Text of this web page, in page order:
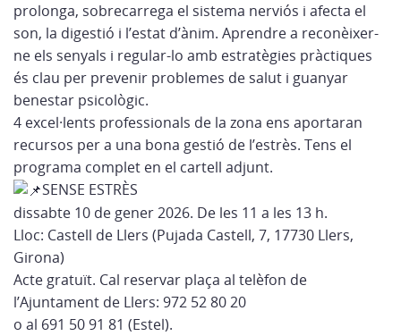
prolonga, sobrecarrega el sistema nerviós i afecta el
son, la digestió i l’estat d’ànim. Aprendre a reconèixer-
ne els senyals i regular-lo amb estratègies pràctiques
és clau per prevenir problemes de salut i guanyar
benestar psicològic.
4 excel·lents professionals de la zona ens aportaran
recursos per a una bona gestió de l’estrès. Tens el
programa complet en el cartell adjunt.
SENSE ESTRÈS
dissabte 10 de gener 2026. De les 11 a les 13 h.
Lloc: Castell de Llers (Pujada Castell, 7, 17730 Llers,
Girona)
Acte gratuït. Cal reservar plaça al telèfon de
l’Ajuntament de Llers: 972 52 80 20
o al 691 50 91 81 (Estel).